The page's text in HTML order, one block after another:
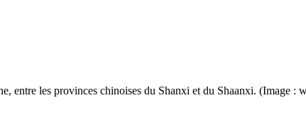
entre les provinces chinoises du Shanxi et du Shaanxi. (Image